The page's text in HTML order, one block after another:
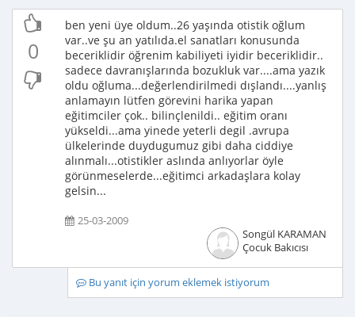
0
ben yeni üye oldum..26 yaşında otistik oğlum
var..ve şu an yatılıda.el sanatları konusunda
beceriklidir öğrenim kabiliyeti iyidir beceriklidir..
sadece davranışlarında bozukluk var....ama yazık
oldu oğluma...değerlendirilmedi dışlandı....yanlış
anlamayın lütfen görevini harika yapan
eğitimciler çok.. bilinçlenildi.. eğitim oranı
yükseldi...ama yinede yeterli degil .avrupa
ülkelerinde duydugumuz gibi daha ciddiye
alınmalı...otistikler aslında anlıyorlar öyle
görünmeselerde...eğitimci arkadaşlara kolay
gelsin...
25-03-2009
Songül KARAMAN
Çocuk Bakıcısı
Bu yanıt için yorum eklemek istiyorum